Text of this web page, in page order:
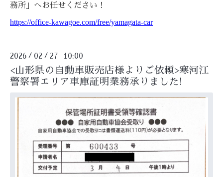
務所」へお任せください！
https://office-kawagoe.com/free/yamagata-car
2026 / 02 / 27 10:00
<山形県の自動車販売店様よりご依頼>寒河江
警察署エリア車庫証明業務承りました!